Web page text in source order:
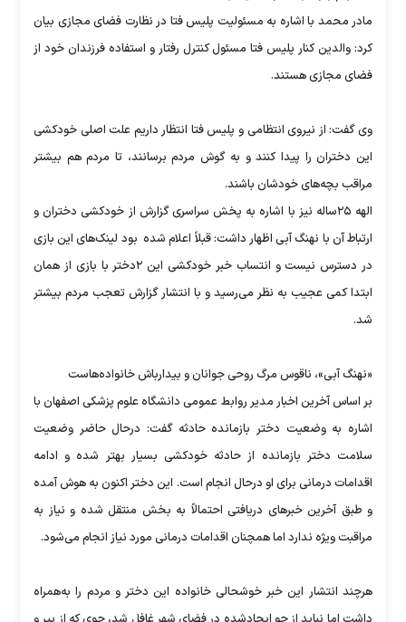
مادر محمد با اشاره به مسئولیت پلیس فتا در نظارت فضای مجازی بیان
کرد: والدین کنار پلیس فتا مسئول کنترل رفتار و استفاده فرزندان خود از
فضای مجازی هستند.
وی گفت: از نیروی انتظامی و پلیس فتا انتظار داریم علت اصلی خودکشی
این دختران را پیدا کنند و به گوش مردم برسانند، تا مردم هم بیشتر
مراقب بچه‌های خودشان باشند.
الهه ۲۵ساله نیز با اشاره به پخش سراسری گزارش از خودکشی دختران و
ارتباط آن با نهنگ آبی اظهار داشت: قبلاً اعلام شده بود لینک‌های این بازی
در دسترس نیست و انتساب خبر خودکشی این ۲دختر با بازی از همان
ابتدا کمی عجیب به نظر می‌رسید و با انتشار گزارش تعجب مردم بیشتر
شد.
«نهنگ آبی»، ناقوس مرگ روحی جوانان و بیدارباش خانواده‌هاست
بر اساس آخرین اخبار مدیر روابط عمومی دانشگاه علوم پزشکی اصفهان با
اشاره به وضعیت دختر بازمانده حادثه گفت: درحال حاضر وضعیت
سلامت دختر بازمانده از حادثه خودکشی بسیار بهتر شده و ادامه
اقدامات درمانی برای او درحال انجام است. این دختر اکنون به هوش آمده
و طبق آخرین خبرهای دریافتی احتمالاً به بخش منتقل شده و نیاز به
مراقبت ویژه ندارد اما همچنان اقدامات درمانی مورد نیاز انجام می‌شود.
هرچند انتشار این خبر خوشحالی خانواده این دختر و مردم را به‌همراه